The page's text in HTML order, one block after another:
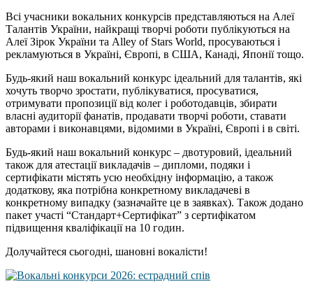
Всі учасники вокальних конкурсів представляються на Алеї
Талантів України, найкращі творчі роботи публікуються на
Алеї Зірок України та Alley of Stars World, просуваються і
рекламуються в Україні, Європі, в США, Канаді, Японії тощо.
Будь-який наш вокальний конкурс ідеальний для талантів, які
хочуть творчо зростати, публікуватися, просуватися,
отримувати пропозиції від колег і роботодавців, збирати
власні аудиторії фанатів, продавати творчі роботи, ставати
авторами і виконавцями, відомими в Україні, Європі і в світі.
Будь-який наш вокальний конкурс – двотуровий, ідеальний
також для атестації викладачів – дипломи, подяки і
сертифікати містять усю необхідну інформацію, а також
додаткову, яка потрібна конкретному викладачеві в
конкретному випадку (зазначайте це в заявках). Також додано
пакет участі “Стандарт+Сертифікат” з сертифікатом
підвищення кваліфікації на 10 годин.
Долучайтеся сьогодні, шановні вокалісти!